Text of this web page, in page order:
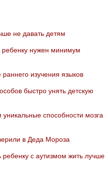
не давать детям
ребенку нужен минимум
изучения языков
быстро унять детскую
способности мозга
в Деда Мороза
ребенку с аутизмом жить лучше